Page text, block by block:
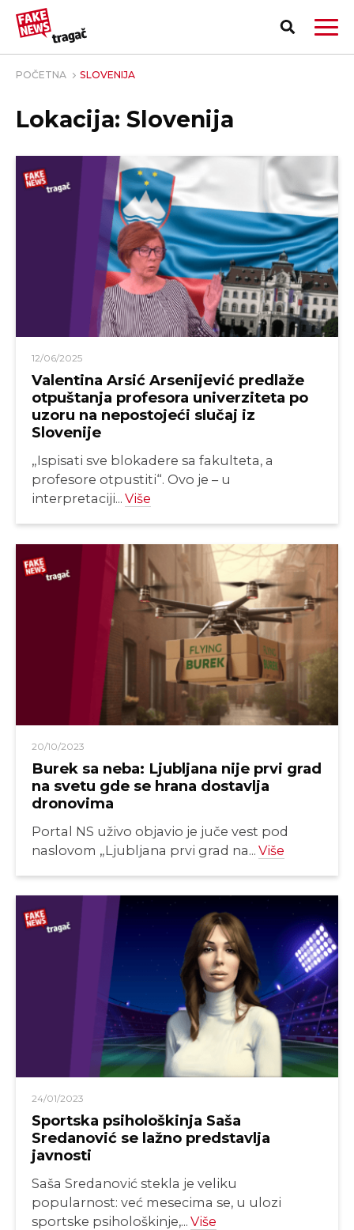
PRIJAVI LAŽNU VEST!
POČETNA SLOVENIJA
Lokacija: Slovenija
12/06/2025
Valentina Arsić Arsenijević predlaže
otpuštanja profesora univerziteta po
uzoru na nepostojeći slučaj iz
Slovenije
„Ispisati sve blokadere sa fakulteta, a
profesore otpustiti“. Ovo je – u
interpretaciji... Više
20/10/2023
Burek sa neba: Ljubljana nije prvi grad
na svetu gde se hrana dostavlja
dronovima
Portal NS uživo objavio je juče vest pod
naslovom „Ljubljana prvi grad na... Više
24/01/2023
Sportska psihološkinja Saša
Sredanović se lažno predstavlja
javnosti
Saša Sredanović stekla je veliku
popularnost: već mesecima se, u ulozi
sportske psihološkinje,... Više